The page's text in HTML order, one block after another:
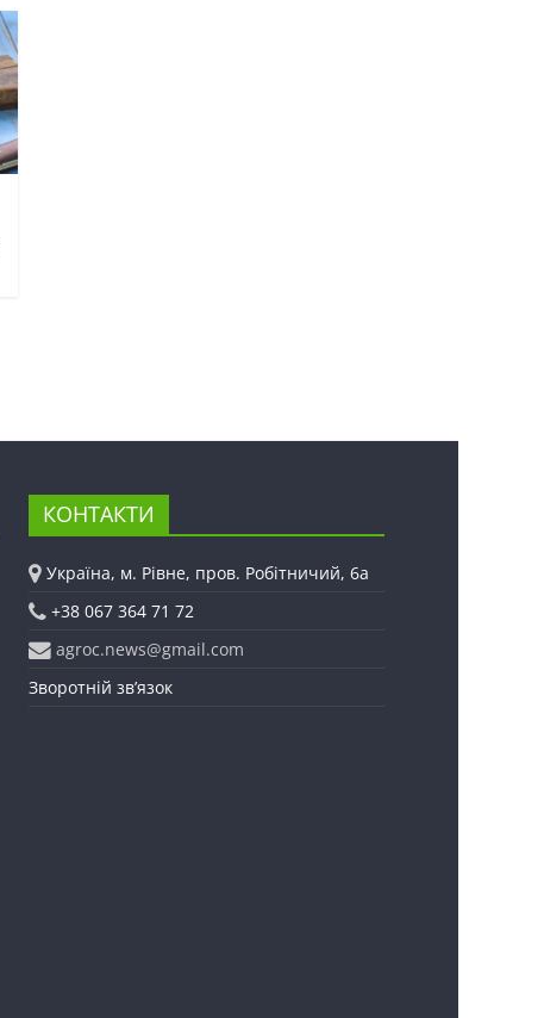
КОНТАКТИ
Україна, м. Рівне, пров. Робітничий, 6а
+38 067 364 71 72
agroc.news@gmail.com
Зворотній зв’язок